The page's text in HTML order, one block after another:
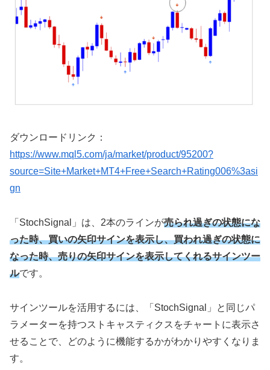
ダウンロードリンク：
https://www.mql5.com/ja/market/product/95200?
source=Site+Market+MT4+Free+Search+Rating006%3asi
gn
「StochSignal」は、2本のラインが売られ過ぎの状態にな
った時、買いの矢印サインを表示し、買われ過ぎの状態に
なった時、売りの矢印サインを表示してくれるサインツー
ルです。
サインツールを活用するには、「 StochSignal」と同じパ
ラメーターを持つストキャスティクスをチャートに表示さ
せることで、どのように機能するかがわかりやすくなりま
す。